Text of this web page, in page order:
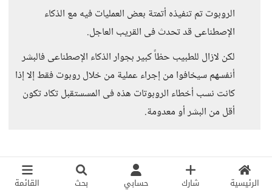
الرئيسية شارك حسابي بحث القائمة
الروبوت تم تنفيذه أتمتة بعض العمليات فيه مع الذكاء
الإصطناعى قد تحدث فى القريب العاجل.
لكن لازال للطبيب حظاً كبير بجوار الذكاء الإصطناعى فالبشر
أنفسهم سيخافوا من إجراء عملية من خلال روبوت فقط إلا إذا
كانت نسب أخطاء الروبوتات هذه فى المسستقبل تكاد تكون
أقل من البشر أو معدومة.